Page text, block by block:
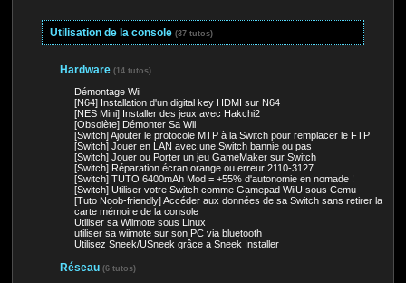
Utilisation de la console (37 tutos)
Hardware (14 tutos)
Démontage Wii
[N64] Installation d'un digital key HDMI sur N64
[NES Mini] Installer des jeux avec Hakchi2
[Obsolète] Démonter Sa Wii
[Switch] Ajouter le protocole MTP à la Switch pour remplacer le FTP
[Switch] Jouer en LAN avec une Switch bannie ou pas
[Switch] Jouer ou Porter un jeu GameMaker sur Switch
[Switch] Réparation écran orange ou erreur 2110-3127
[Switch] TUTO 6400mAh Mod = +55% d'autonomie en nomade !
[Switch] Utiliser votre Switch comme Gamepad WiiU sous Cemu
[Tuto Noob-friendly] Accéder aux données de sa Switch sans retirer la
carte mémoire de la console
Utiliser sa Wiimote sous Linux
utiliser sa wiimote sur son PC via bluetooth
Utilisez Sneek/USneek grâce a Sneek Installer
Réseau (6 tutos)